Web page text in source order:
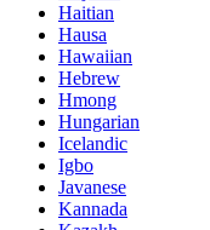
Haitian
Hausa
Hawaiian
Hebrew
Hmong
Hungarian
Icelandic
Igbo
Javanese
Kannada